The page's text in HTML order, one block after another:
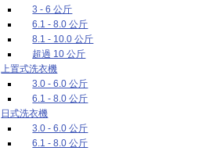
3 - 6 公斤
6.1 - 8.0 公斤
8.1 - 10.0 公斤
超過 10 公斤
上置式洗衣機
3.0 - 6.0 公斤
6.1 - 8.0 公斤
日式洗衣機
3.0 - 6.0 公斤
6.1 - 8.0 公斤